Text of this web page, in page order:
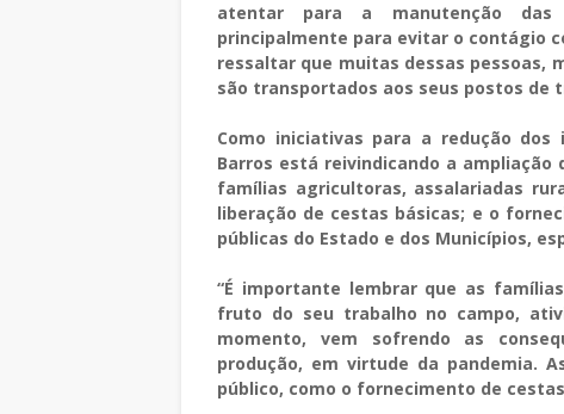
atentar para a manutenção das
principalmente para evitar o contágio
ressaltar que muitas dessas pessoas,
são transportados aos seus postos de
Como iniciativas para a redução
Barros está reivindicando a
famílias agricultoras, assalariadas
liberação de cestas básicas; e o
públicas do Estado e dos Municípios,
“É importante lembrar que as
fruto do seu trabalho no campo,
momento, vem sofrendo as
produção, em virtude da pandemia.
público, como o fornecimento de